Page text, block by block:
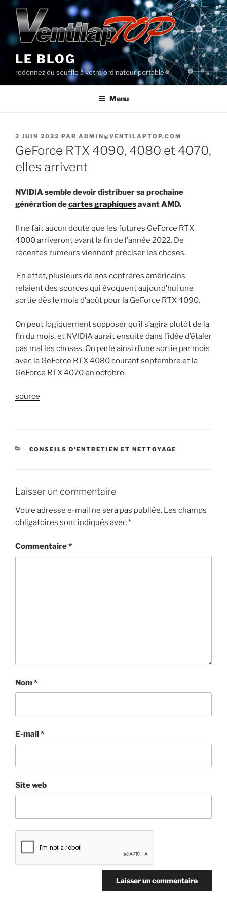
Aller
contenu
principal
LE BLOG
redonnez du souffle à votre ordinateur portable
Menu
PUBLIÉ
LE
2 JUIN 2022 PAR ADMIN@VENTILAPTOP.COM
GeForce RTX 4090, 4080 et 4070,
elles arrivent
NVIDIA semble devoir distribuer sa prochaine
génération decartes graphiquesavant AMD.
Il ne fait aucun doute que les futures GeForce RTX
4000 arriveront avant la fin de l’année 2022. De
récentes rumeurs viennent préciser les choses.
En effet, plusieurs de nos confrères américains
relaient des sources qui évoquent aujourd’hui une
sortie dès le mois d’août pour la GeForce RTX 4090.
On peut logiquement supposer qu’il s’agira plutôt de la
fin du mois, et NVIDIA aurait ensuite dans l’idée d’étaler
pas mal les choses. On parle ainsi d’une sortie par mois
avec la GeForce RTX 4080 courant septembre et la
GeForce RTX 4070 en octobre.
source
CATÉGORIES
CONSEILS D'ENTRETIEN ET NETTOYAGE
Laisser un commentaire
Votre adresse e-mail ne sera pas publiée. Les champs
obligatoires sont indiqués avec*
Commentaire*
Nom*
E-mail*
Site web